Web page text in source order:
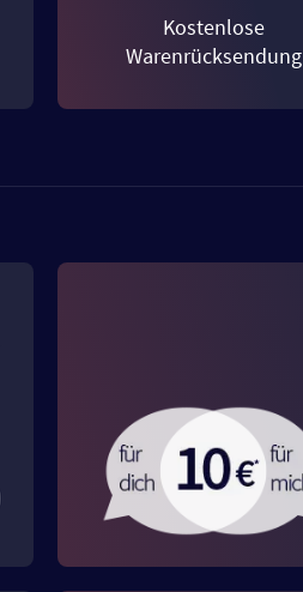
Kostenlose
Warenrücksendung